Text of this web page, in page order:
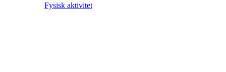
Fysisk aktivitet